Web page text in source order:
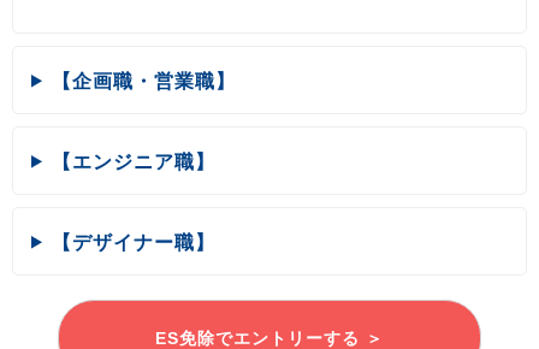
【企画職・営業職】
【エンジニア職】
【デザイナー職】
ES免除でエントリーする ＞